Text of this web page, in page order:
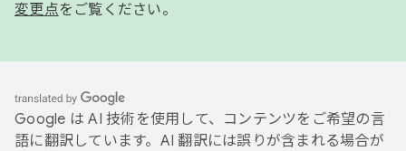
変更点をご覧ください。
Google は AI 技術を使用して、コンテンツをご希望の言
語に翻訳しています。AI 翻訳には誤りが含まれる場合が